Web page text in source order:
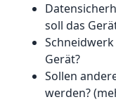
soll das
Gerät?
Sollen
werden?